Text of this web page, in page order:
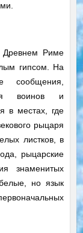
Древнем Риме
гипсом. На
сообщения,
воинов и
в местах, где
рыцаря
листков, в
рыцарские
знаменитых
но язык